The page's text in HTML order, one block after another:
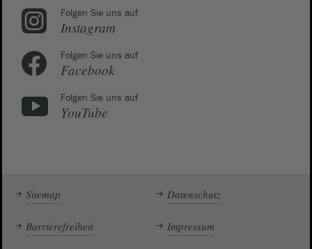
Folgen Sie uns auf
Instagram
Folgen Sie uns auf
Facebook
Folgen Sie uns auf
YouTube
Sitemap Datenschutz
Barrierefreiheit Impressum